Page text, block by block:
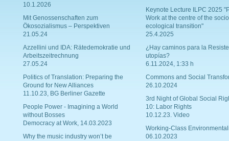
10.1.2026
Mit Genossenschaften zum
Ökosozialismus – Perspektiven
21.05.24
Azzellini und IDA: Rätedemokratie und
Arbeitszeitrechnung
27.05.24
Politics of Translation: Preparing the
Ground for New Alliances
11.10.23, BG Berliner Gazette
People Power - Imagining a World
without Bosses
Democracy at Work, 14.03.2023
Why the music industry won’t be
Keynote Lecture ILPC 2025
Work at the centre of the
ecological transition"
25.4.2025
¿Hay caminos para la
utopías?
6.11.2024, 1:33 h
Commons and Social
26.10.2024
3rd Night of Global Social
10: Labor Rights
10.12.23. Video
Working-Class
06.10.2023